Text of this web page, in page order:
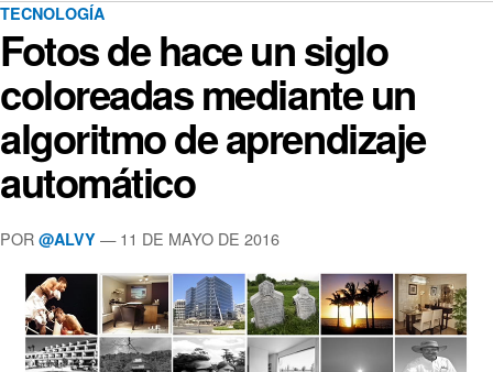
TECNOLOGÍA
Fotos de hace un siglo
coloreadas mediante un
algoritmo de aprendizaje
automático
POR @ALVY — 11 DE MAYO DE 2016